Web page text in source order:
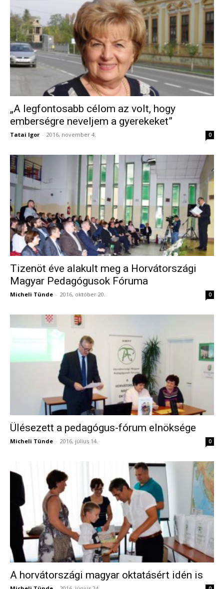
„A legfontosabb célom az volt, hogy
emberségre neveljem a gyerekeket”
Tatai Igor - 2016, november 4. 0
Tizenöt éve alakult meg a Horvátországi
Magyar Pedagógusok Fóruma
Micheli Tünde - 2016, október 20. 0
Ülésezett a pedagógus-fórum elnöksége
Micheli Tünde - 2016, július 14. 0
A horvátországi magyar oktatásért idén is